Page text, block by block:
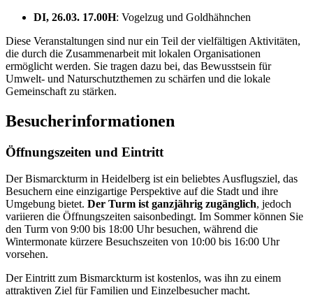
DI, 26.03. 17.00H: Vogelzug und Goldhähnchen
Diese Veranstaltungen sind nur ein Teil der vielfältigen Aktivitäten,
die durch die Zusammenarbeit mit lokalen Organisationen
ermöglicht werden. Sie tragen dazu bei, das Bewusstsein für
Umwelt- und Naturschutzthemen zu schärfen und die lokale
Gemeinschaft zu stärken.
Besucherinformationen
Öffnungszeiten und Eintritt
Der Bismarckturm in Heidelberg ist ein beliebtes Ausflugsziel, das
Besuchern eine einzigartige Perspektive auf die Stadt und ihre
Umgebung bietet. Der Turm ist ganzjährig zugänglich, jedoch
variieren die Öffnungszeiten saisonbedingt. Im Sommer können Sie
den Turm von 9:00 bis 18:00 Uhr besuchen, während die
Wintermonate kürzere Besuchszeiten von 10:00 bis 16:00 Uhr
vorsehen.
Der Eintritt zum Bismarckturm ist kostenlos, was ihn zu einem
attraktiven Ziel für Familien und Einzelbesucher macht.